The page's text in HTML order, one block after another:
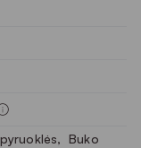
, Buko